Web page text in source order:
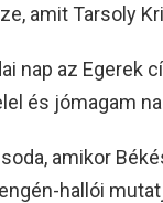
amit Tarsoly
nap az Egerek
és jómagam
amikor
hallói